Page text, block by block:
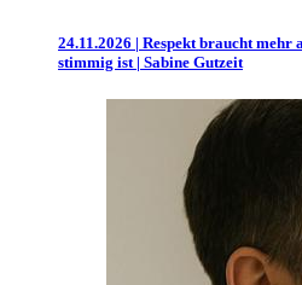
24.11.2026 | Respekt braucht mehr
stimmig ist | Sabine Gutzeit